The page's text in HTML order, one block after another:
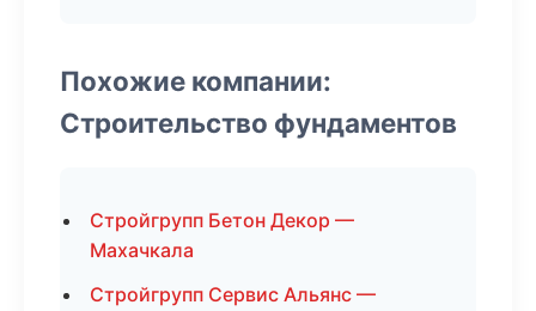
Похожие компании:
Строительство фундаментов
Стройгрупп Бетон Декор —
Махачкала
Стройгрупп Сервис Альянс —